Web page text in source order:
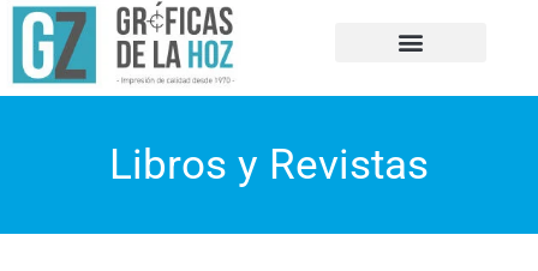
Libros y Revistas